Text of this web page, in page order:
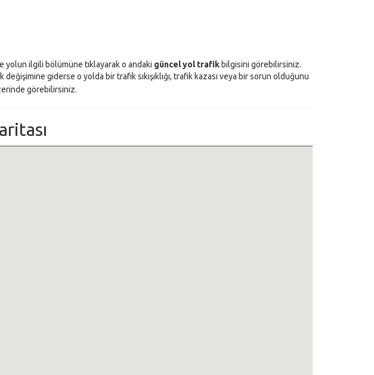
yolun ilgili bölümüne tıklayarak o andaki güncel yol trafikbilgisini görebilirsiniz.
değişimine giderse o yolda bir trafik sıkışıklığı, trafik kazası veya bir sorun olduğunu
görebilirsiniz.